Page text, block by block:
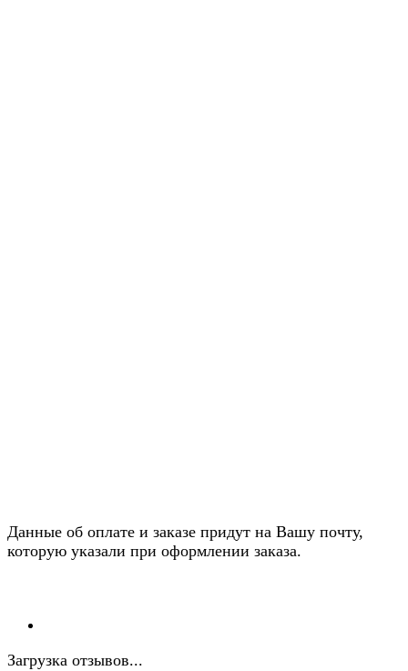
Данные об оплате и заказе придут на Вашу почту,
которую указали при оформлении заказа.
Загрузка отзывов...